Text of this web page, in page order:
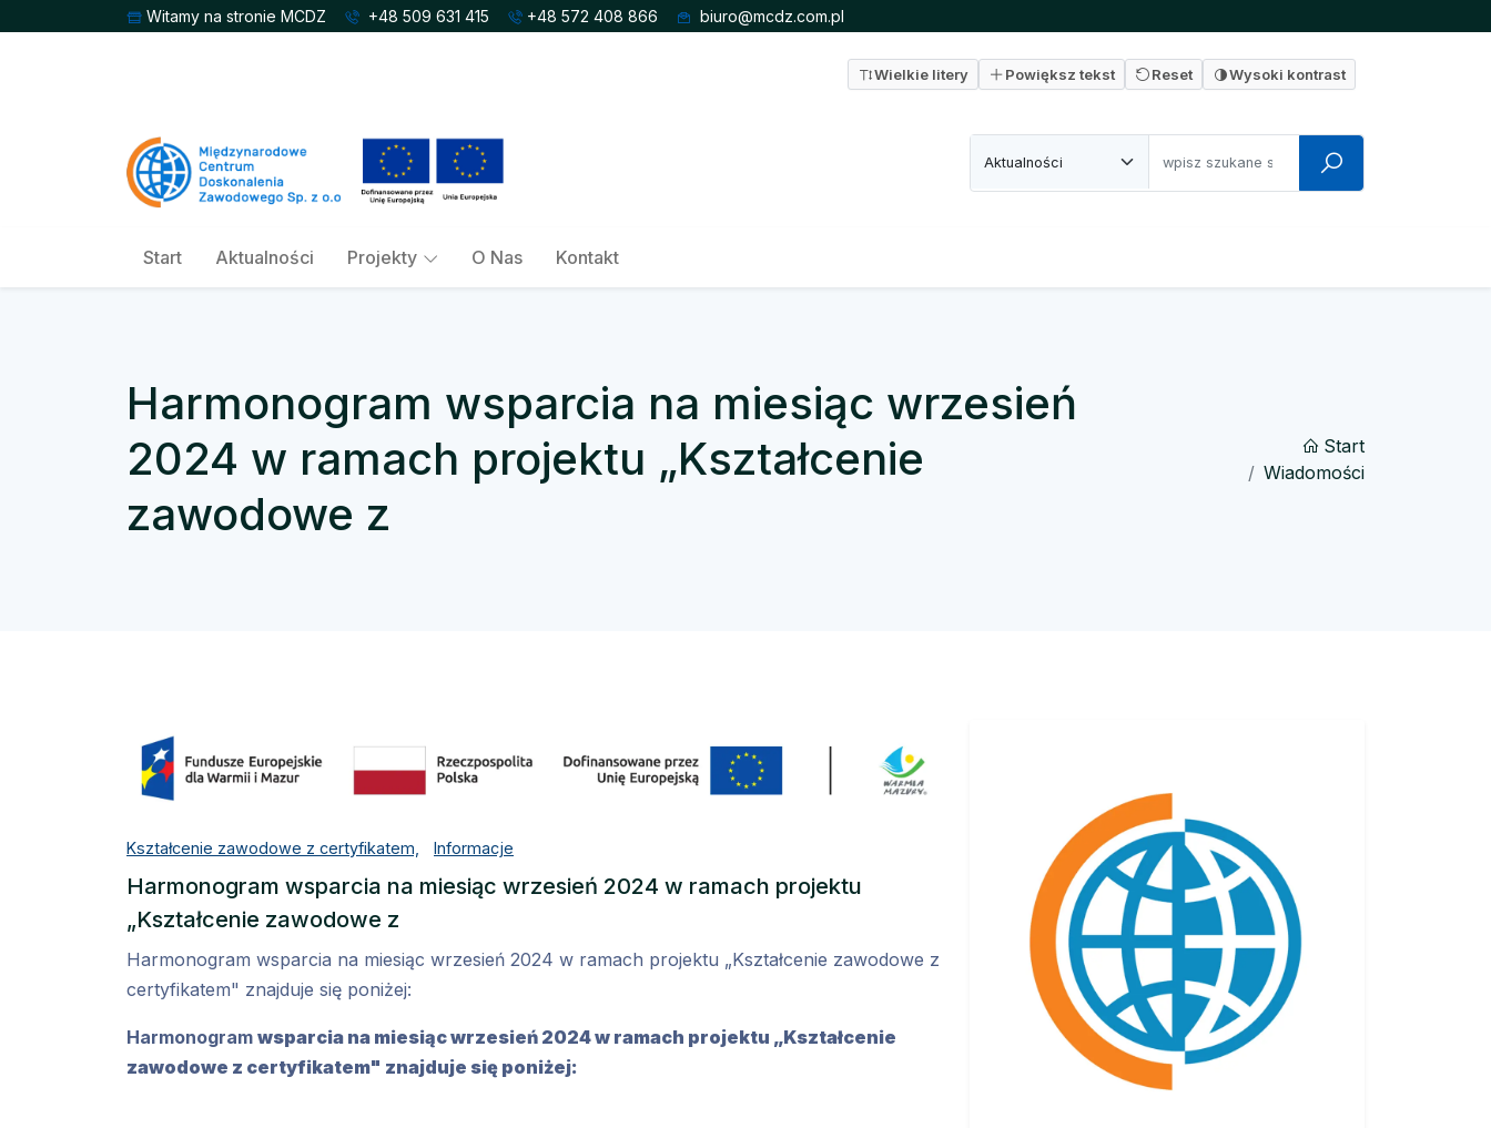
Witamy na stronie MCDZ +48 509 631 415 +48 572 408 866 biuro@mcdz.com.pl
Wielkie litery Powiększ tekst Reset Wysoki kontrast
Start Aktualności Projekty O Nas Kontakt
Harmonogram wsparcia na miesiąc wrzesień
2024 w ramach projektu „Kształcenie
zawodowe z
Start
Wiadomości
Kształcenie zawodowe z certyfikatem, Informacje
Harmonogram wsparcia na miesiąc wrzesień 2024 w ramach projektu
„Kształcenie zawodowe z
Harmonogram wsparcia na miesiąc wrzesień 2024 w ramach projektu „Kształcenie zawodowe z
certyfikatem" znajduje się poniżej:
Harmonogram wsparcia na miesiąc wrzesień 2024 w ramach projektu „Kształcenie
zawodowe z certyfikatem" znajduje się poniżej: